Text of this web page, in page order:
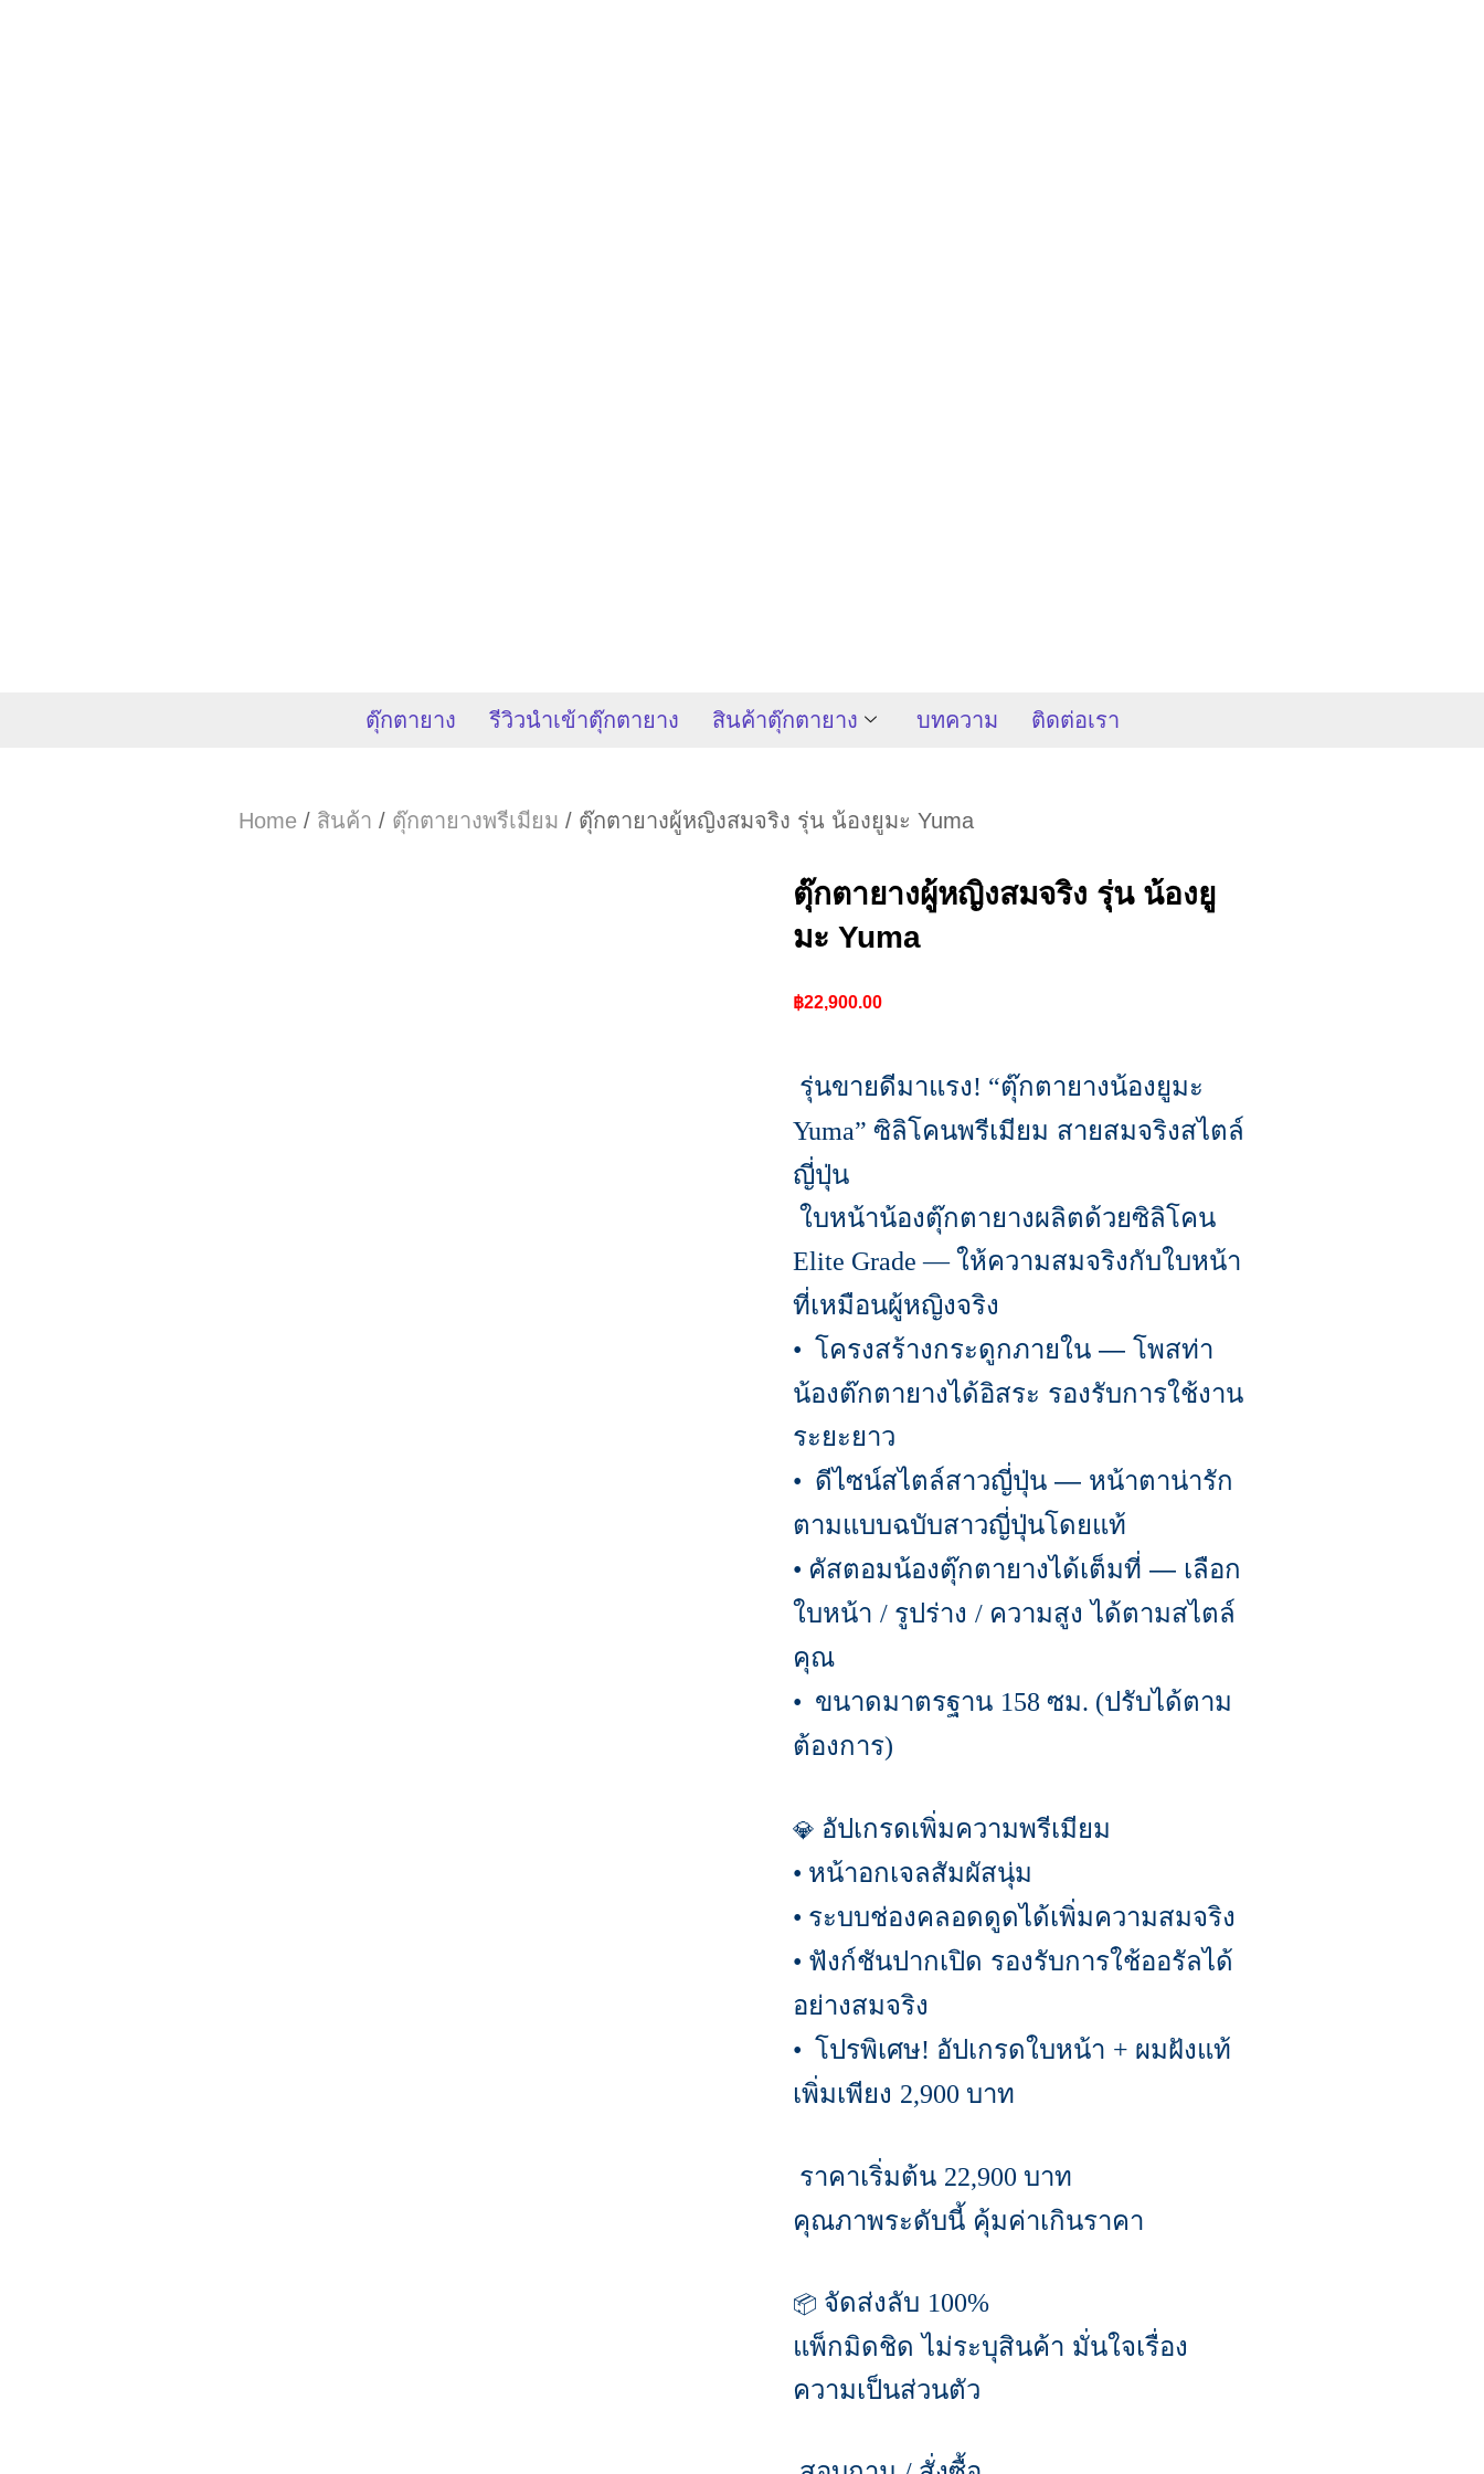
ตุ๊กตายาง รีวิวนำเข้าตุ๊กตายาง สินค้าตุ๊กตายาง บทความ ติดต่อเรา
Home / สินค้า / ตุ๊กตายางพรีเมียม / ตุ๊กตายางผู้หญิงสมจริง รุ่น น้องยูมะ Yuma
ตุ๊กตายางผู้หญิงสมจริง รุ่น น้องยู
มะ Yuma
฿22,900.00
รุ่นขายดีมาแรง! “ตุ๊กตายางน้องยูมะ
Yuma” ซิลิโคนพรีเมียม สายสมจริงสไตล์
ญี่ปุ่น
ใบหน้าน้องตุ๊กตายางผลิตด้วยซิลิโคน
Elite Grade —ให้ความสมจริงกับใบหน้า
ที่เหมือนผู้หญิงจริง
• โครงสร้างกระดูกภายใน — โพสท่า
น้องต๊กตายางได้อิสระ รองรับการใช้งาน
ระยะยาว
• ดีไซน์สไตล์สาวญี่ปุ่น — หน้าตาน่ารัก
ตามแบบฉบับสาวญี่ปุ่นโดยแท้
• คัสตอมน้องตุ๊กตายางได้เต็มที่ — เลือก
ใบหน้า / รูปร่าง / ความสูง ได้ตามสไตล์
คุณ
• ขนาดมาตรฐาน 158 ซม. (ปรับได้ตาม
ต้องการ)
💎 อัปเกรดเพิ่มความพรีเมียม
• หน้าอกเจลสัมผัสนุ่ม
• ระบบช่องคลอดดูดได้เพิ่มความสมจริง
• ฟังก์ชันปากเปิด รองรับการใช้ออรัลได้
อย่างสมจริง
• โปรพิเศษ! อัปเกรดใบหน้า + ผมฝังแท้
เพิ่มเพียง 2,900 บาท
ราคาเริ่มต้น 22,900 บาท
คุณภาพระดับนี้ คุ้มค่าเกินราคา
📦 จัดส่งลับ 100%
แพ็กมิดชิด ไม่ระบุสินค้า มั่นใจเรื่อง
ความเป็นส่วนตัว